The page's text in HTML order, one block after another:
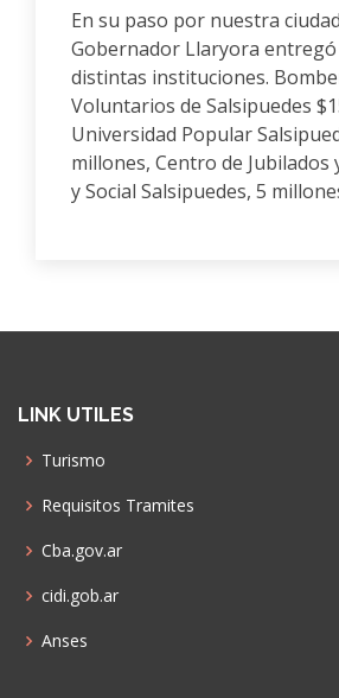
En su paso por nuestra
Gobernador Llaryora
distintas instituciones.
Voluntarios de Salsipuedes
Universidad Popular
millones, Centro de Jubilados
y Social Salsipuedes, 5
LINK UTILES
Turismo
Requisitos Tramites
Cba.gov.ar
cidi.gob.ar
Anses